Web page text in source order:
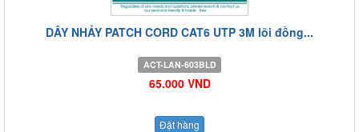
DÂY NHẢY PATCH CORD CAT6 UTP 3M lõi đồng...
ACT-LAN-603BLD
65.000 VND
Đặt hàng